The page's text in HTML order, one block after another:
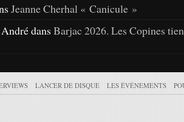
Jeanne Cherhal « Canicule »
dans Barjac 2026. Les Copines
LANCER DE DISQUE LES ÉVÉNEMENTS